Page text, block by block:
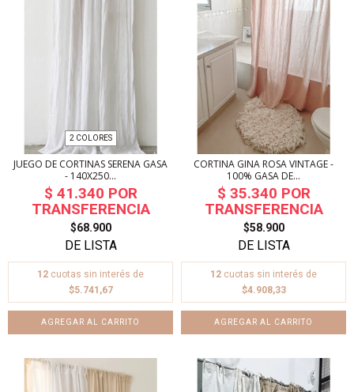
2 COLORES
JUEGO DE CORTINAS SERENA GASA
- 140X250...
$68.900
12 cuotas sin interés de
$5.741,67
AGREGAR AL CARRITO
CORTINA GINA ROSA VINTAGE -
100% GASA DE...
$58.900
12 cuotas sin interés de
$4.908,33